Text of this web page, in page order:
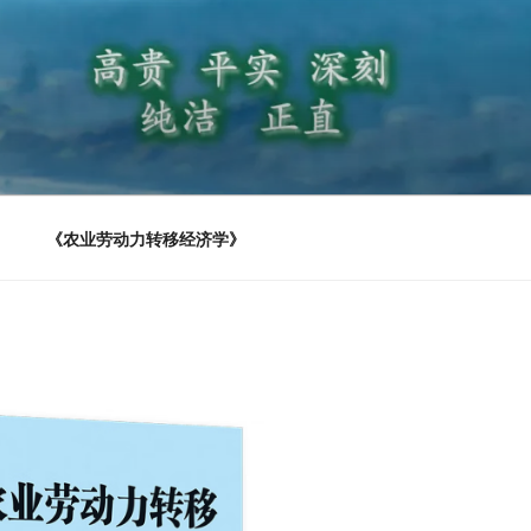
《农业劳动力转移经济学》